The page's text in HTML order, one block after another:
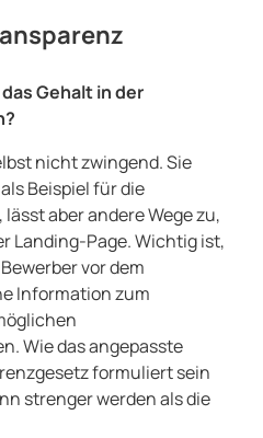
Gehalt in der
nicht zwingend. Sie
Beispiel für die
aber andere Wege zu,
Landing-Page. Wichtig ist,
vor dem
Information zum
Wie das angepasste
formuliert sein
strenger werden als die